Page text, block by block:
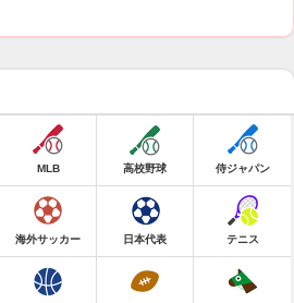
MLB 高校野球 侍ジャパン
海外サッカー 日本代表 テニス